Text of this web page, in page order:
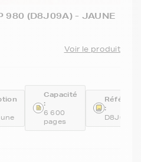
980 (D8J09A) - JAUNE
Voir le produit
Capacité
:
6 600
pages
:
D8J09A